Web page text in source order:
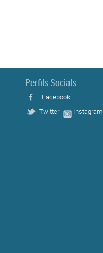
Perfils Socials
Facebook
Twitter
Instagram